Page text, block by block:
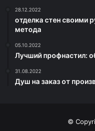
28.12.2022
отделка стен своими
метода
05.10.2022
Лучший профнастил:
31.08.2022
Душ на заказ от
©